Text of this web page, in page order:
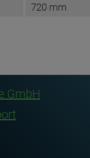
720 mm
GmbH